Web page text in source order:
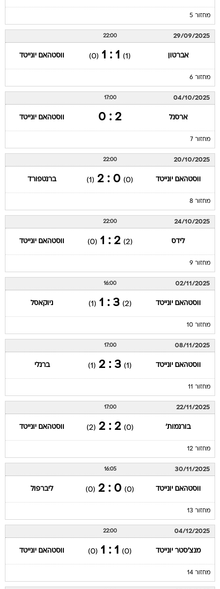
מחזור 5
29/09/2025
22:00
אברטון (1)
1 : 1
(0) ווסטהאם יונייטד
מחזור 6
04/10/2025
17:00
ארסנל 2 : 0 ווסטהאם יונייטד
מחזור 7
20/10/2025
22:00
ווסטהאם יונייטד (0)
0 : 2
(1) ברנטפורד
מחזור 8
24/10/2025
22:00
לידס (2)
2 : 1
(0) ווסטהאם יונייטד
מחזור 9
02/11/2025
16:00
ווסטהאם יונייטד (2)
3 : 1
(1) ניוקאסל
מחזור 10
08/11/2025
17:00
ווסטהאם יונייטד (1)
3 : 2
(1) ברנלי
מחזור 11
22/11/2025
17:00
בורנמות' (0)
2 : 2
(2) ווסטהאם יונייטד
מחזור 12
30/11/2025
16:05
ווסטהאם יונייטד (0)
0 : 2
(0) ליברפול
מחזור 13
04/12/2025
22:00
מנצ'סטר יונייטד (0)
1 : 1
(0) ווסטהאם יונייטד
מחזור 14